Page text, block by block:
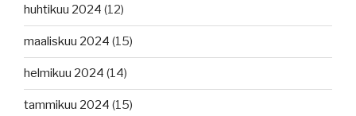
huhtikuu 2024 (12)
maaliskuu 2024 (15)
helmikuu 2024 (14)
tammikuu 2024 (15)